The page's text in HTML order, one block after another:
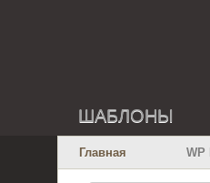
ШАБЛОНЫ
Главная WP